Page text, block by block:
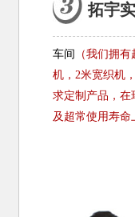
拓宇
车间
（我们拥
机，2米宽织机
求定制产品，在
及超常使用寿命